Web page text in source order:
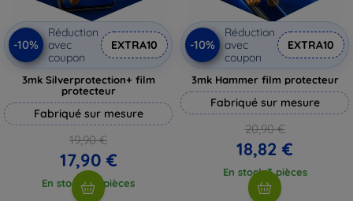
-10%
Réduction
avec
coupon
EXTRA10
3mk Silverprotection+ film
protecteur
Fabriqué sur mesure
19,90 €
17,90 €
En stock > 5 pièces
-10%
Réduction
avec
coupon
EXTRA10
3mk Hammer film protecteur
Fabriqué sur mesure
20,90 €
18,82 €
En stock 3 pièces